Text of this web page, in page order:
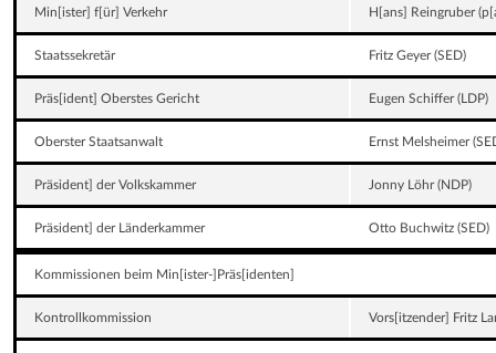
Min[ister] f[ür] Verkehr H[ans] Reingruber
Staatssekretär Fritz Geyer (SED)
Präs[ident] Oberstes Gericht Eugen Schiffer (LDP)
Oberster Staatsanwalt Ernst Melsheimer
Präsident] der Volkskammer Jonny Löhr (NDP)
Präsident] der Länderkammer Otto Buchwitz (SED)
Kommissionen beim Min[ister-]Präs[identen]
Kontrollkommission Vors[itzender] Fritz